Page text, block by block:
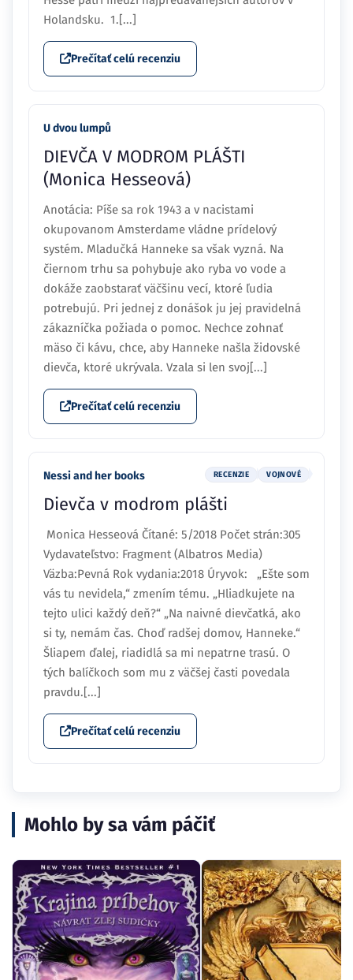
Holandsku. 1.[...]
Prečítať celú recenziu
U dvou lumpů
DIEVČA V MODROM PLÁŠTI
(Monica Hesseová)
Anotácia: Píše sa rok 1943 a v nacistami
okupovanom Amsterdame vládne prídelový
systém. Mladučká Hanneke sa však vyzná. Na
čiernom trhu sa pohybuje ako ryba vo vode a
dokáže zaobstarať väčšinu vecí, ktoré ľudia
potrebujú. Pri jednej z donášok ju jej pravidelná
zákazníčka požiada o pomoc. Nechce zohnať
mäso či kávu, chce, aby Hanneke našla židovské
dievča, ktoré ukrývala. Vzala si len svoj[...]
Prečítať celú recenziu
Nessi and her books RECENZIE VOJNOVÉ
Dievča v modrom plášti
Monica Hesseová Čítané: 5/2018 Počet strán:305
Vydavateľstvo: Fragment (Albatros Media)
Väzba:Pevná Rok vydania:2018 Úryvok: „Ešte som
vás tu nevidela,“ zmením tému. „Hliadkujete na
tejto ulici každý deň?“ „Na naivné dievčatká, ako
si ty, nemám čas. Choď radšej domov, Hanneke.“
Šliapem ďalej, riadidlá sa mi nepatrne trasú. O
tých balíčkoch som mu z väčšej časti povedala
pravdu.[...]
Prečítať celú recenziu
Mohlo by sa vám páčiť